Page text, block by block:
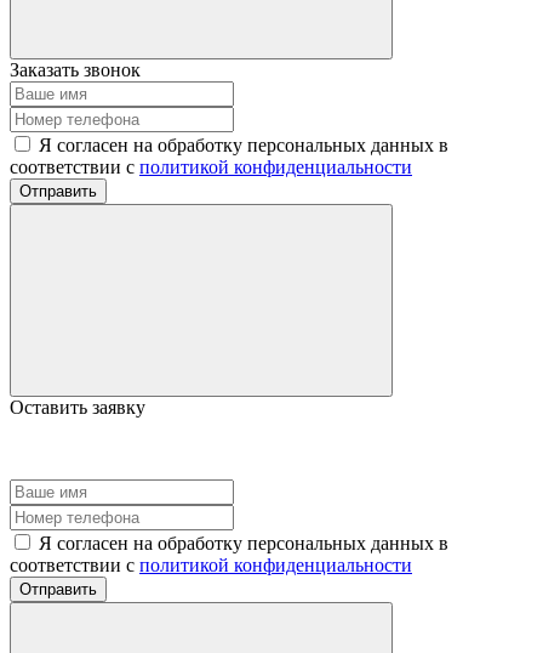
Заказать звонок
Я согласен на обработку персональных данных в
соответствии с политикой конфиденциальности
Отправить
Оставить заявку
Я согласен на обработку персональных данных в
соответствии с политикой конфиденциальности
Отправить